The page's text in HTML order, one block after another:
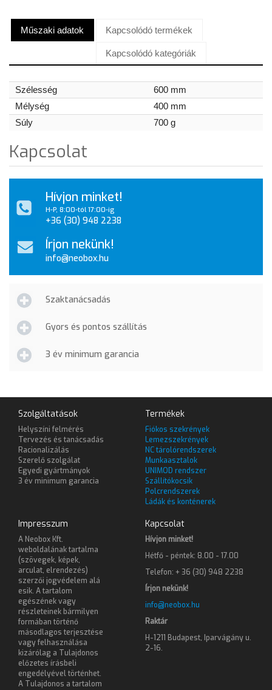
Műszaki adatok Kapcsolódó termékek
Kapcsolódó kategóriák
Szélesség
600 mm
Mélység
400 mm
Súly
700 g
Kapcsolat
Hívjon minket!
H-P, 8:00-tól 17:00-ig
+36 (30) 948 2238
Írjon nekünk!
info@neobox.hu
Szaktanácsadás
Gyors és pontos szállítás
3 év minimum garancia
Szolgáltatások
Helyszíni felmérés
Tervezés és tanácsadás
Racionalizálás
Szerelő szolgálat
Egyedi gyártmányok
3 év minimum garancia
Termékek
Fiókos szekrények
Lemezszekrények
NC tárolórendszerek
Munkaasztalok
UNIMOD rendszer
Szállítókocsik
Polcrendszerek
Ládák és konténerek
Impresszum
A Neobox Kft.
weboldalának tartalma
(szövegek, képek,
arculat, elrendezés)
szerzői jogvédelem alá
esik. A tartalom
egészének vagy
részleteinek bármilyen
formában történő
másodlagos terjesztése
vagy felhasználása
kizárólag a Tulajdonos
előzetes írásbeli
engedélyével történhet.
A Tulajdonos a tartalom
Kapcsolat
Hívjon minket!
Hétfő - péntek: 8.00 - 17.00
Telefon: + 36 (30) 948 2238
Írjon nekünk!
info@neobox.hu
Raktár
H-1211 Budapest, Iparvágány u.
2-16.